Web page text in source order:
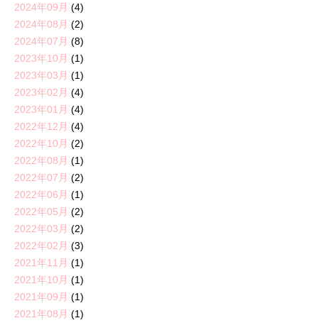
2024年09月 (4)
2024年08月 (2)
2024年07月 (8)
2023年10月 (1)
2023年03月 (1)
2023年02月 (4)
2023年01月 (4)
2022年12月 (4)
2022年10月 (2)
2022年08月 (1)
2022年07月 (2)
2022年06月 (1)
2022年05月 (2)
2022年03月 (2)
2022年02月 (3)
2021年11月 (1)
2021年10月 (1)
2021年09月 (1)
2021年08月 (1)